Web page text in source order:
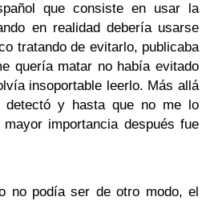
que consiste en usar la
en realidad debería usarse
tratando de evitarlo, publicaba
quería matar no había evitado
insoportable leerlo. Más allá
y hasta que no me lo
importancia después fue
no podía ser de otro modo, el